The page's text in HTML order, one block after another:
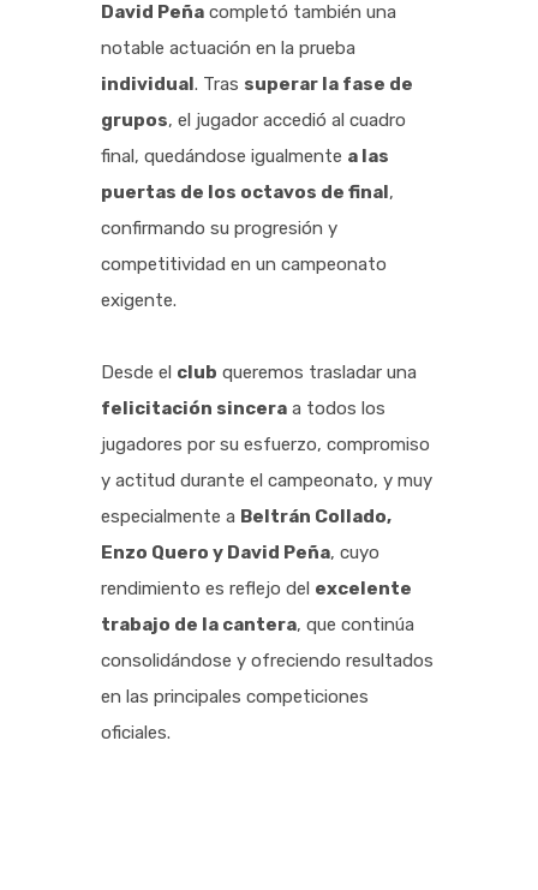
David Peña completó también una
notable actuación en la prueba
individual. Tras superar la fase de
grupos, el jugador accedió al cuadro
final, quedándose igualmente a las
puertas de los octavos de final,
confirmando su progresión y
competitividad en un campeonato
exigente.
Desde el club queremos trasladar una
felicitación sincera a todos los
jugadores por su esfuerzo, compromiso
y actitud durante el campeonato, y muy
especialmente a Beltrán Collado,
Enzo Quero y David Peña, cuyo
rendimiento es reflejo del excelente
trabajo de la cantera, que continúa
consolidándose y ofreciendo resultados
en las principales competiciones
oficiales.